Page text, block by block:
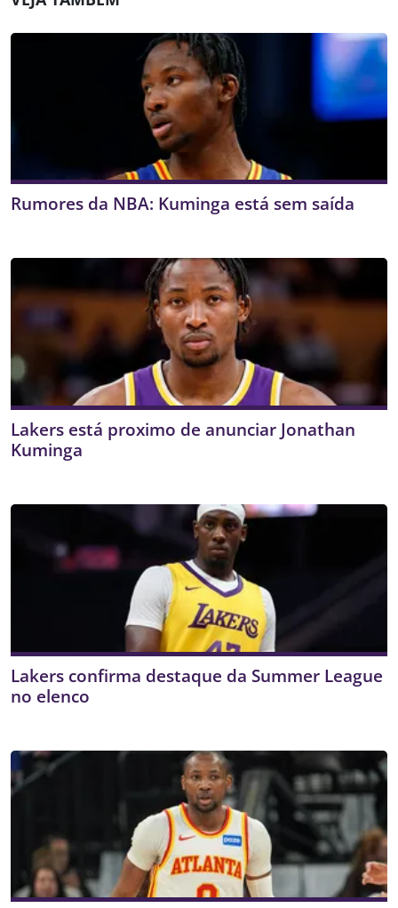
Rumores da NBA: Kuminga está sem saída
Lakers está proximo de anunciar Jonathan
Kuminga
Lakers confirma destaque da Summer League
no elenco